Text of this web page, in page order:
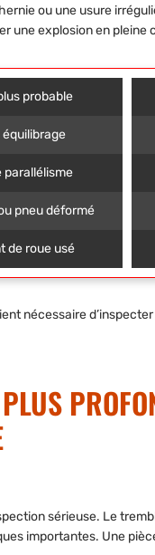
ou une usure
une explosion en
probable
équilibrage
parallélisme
pneu déformé
de roue usé
nécessaire
sérieuse. Le
importantes. Une